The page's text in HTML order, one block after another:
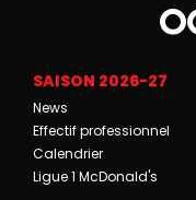
SAISON 2026-27
News
Effectif professionnel
Calendrier
Ligue 1 McDonald's